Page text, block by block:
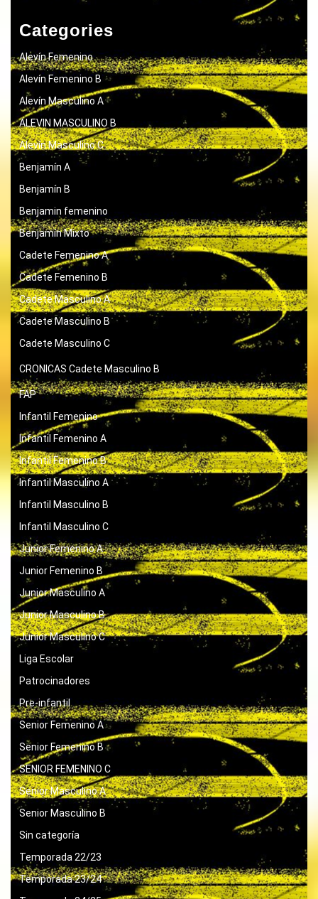
Categories
Alevín Femenino
Alevín Femenino B
Alevín Masculino A
ALEVIN MASCULINO B
Alevín Masculino C
Benjamín A
Benjamín B
Benjamin femenino
Benjamín Mixto
Cadete Femenino A
Cadete Femenino B
Cadete Masculino A
Cadete Masculino B
Cadete Masculino C
CRONICAS Cadete Masculino B
FAP
Infantil Femenino
Infantil Femenino A
Infantil Femenino B
Infantil Masculino A
Infantil Masculino B
Infantil Masculino C
Junior Femenino A
Junior Femenino B
Junior Masculino A
Junior Masculino B
Junior Masculino C
Liga Escolar
Patrocinadores
Pre-infantil
Senior Femenino A
Senior Femenino B
SENIOR FEMENINO C
Senior Masculino A
Senior Masculino B
Sin categoría
Temporada 22/23
Temporada 23/24